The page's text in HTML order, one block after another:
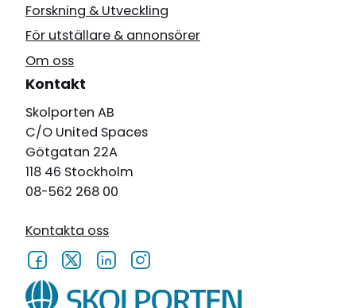
Forskning & Utveckling
För utställare & annonsörer
Om oss
Kontakt
Skolporten AB
C/O United Spaces
Götgatan 22A
118 46 Stockholm
08-562 268 00
Kontakta oss